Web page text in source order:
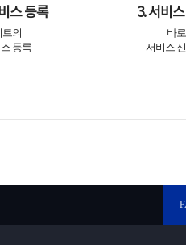
스 등록
트의
등록
3. 서비
바
서비스